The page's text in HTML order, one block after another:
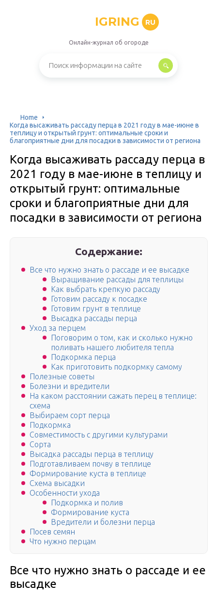
IGRING RU
Онлайн-журнал об огороде
Home
Когда высаживать рассаду перца в 2021 году в мае-июне в
теплицу и открытый грунт: оптимальные сроки и
благоприятные дни для посадки в зависимости от региона
Когда высаживать рассаду перца в
2021 году в мае-июне в теплицу и
открытый грунт: оптимальные
сроки и благоприятные дни для
посадки в зависимости от региона
Содержание:
Все что нужно знать о рассаде и ее высадке
Выращивание рассады для теплицы
Как выбрать крепкую рассаду
Готовим рассаду к посадке
Готовим грунт в теплице
Высадка рассады перца
Уход за перцем
Поговорим о том, как и сколько нужно
поливать нашего любителя тепла
Подкормка перца
Как приготовить подкормку самому
Полезные советы
Болезни и вредители
На каком расстоянии сажать перец в теплице:
схема
Выбираем сорт перца
Подкормка
Совместимость с другими культурами
Сорта
Высадка рассады перца в теплицу
Подготавливаем почву в теплице
Формирование куста в теплице
Схема высадки
Особенности ухода
Подкормка и полив
Формирование куста
Вредители и болезни перца
Посев семян
Что нужно перцам
Все что нужно знать о рассаде и ее
высадке